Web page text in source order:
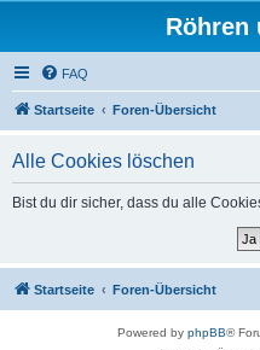
Röhren
FAQ
Startseite Foren-Übersicht
Alle Cookies löschen
Bist du dir sicher, dass du alle
Startseite Foren-Übersicht
Powered by phpBB®